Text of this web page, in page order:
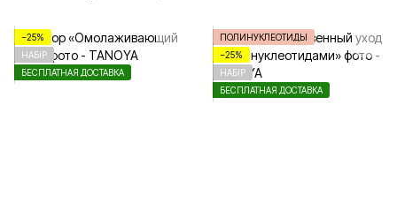
−25%
НАБІР
БЕСПЛАТНАЯ ДОСТАВКА
ПОЛИНУКЛЕОТИДЫ
−25%
НАБІР
БЕСПЛАТНАЯ ДОСТАВКА